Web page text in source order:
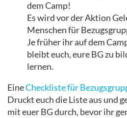
dem Camp!
Es wird vor der Aktion
Menschen für
Je früher ihr auf dem
bleibt euch, eure BG zu
lernen.
EineCheckliste für
Druckt euch die Liste aus und
mit euer BG durch, bevor ihr